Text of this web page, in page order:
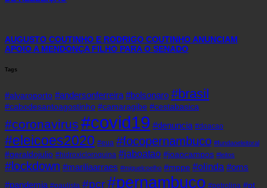
AUGUSTO COUTINHO E RODRIGO COUTINHO ANUNCIAM
APOIO A MENDONÇA FILHO PARA O SENADO
Tags
#alvaroporto #andersonferreira #bolsonaro #brasil
#cabodesantoagostinho #camaragibe #cestabasica
#coronavirus #covid19 #denuncia #doacao
#eleicoes2020 #eua #focopernambuco #fundaoeleitoral
#geraldojulio #hidroxicloroquina #jaboatao #joaocampos #leitos
#lockdown #mariliaarraes #miguelcoelho #mppe #olinda #oms
#pandemia #paulista #pcr#pernambuco #petrolina #pt